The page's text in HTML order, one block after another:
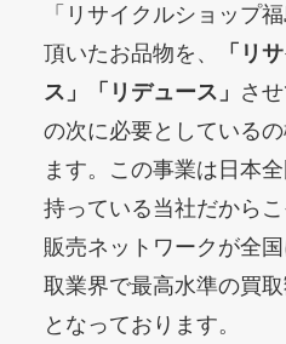
「リサイクルショップ
頂いたお品物を、
「リ
ス」
「リデュース」 さ
の次に必要としている
ます。この事業は日本
持っている当社だからこ
販売ネットワークが全
取業界で最高水準の買
となっております。